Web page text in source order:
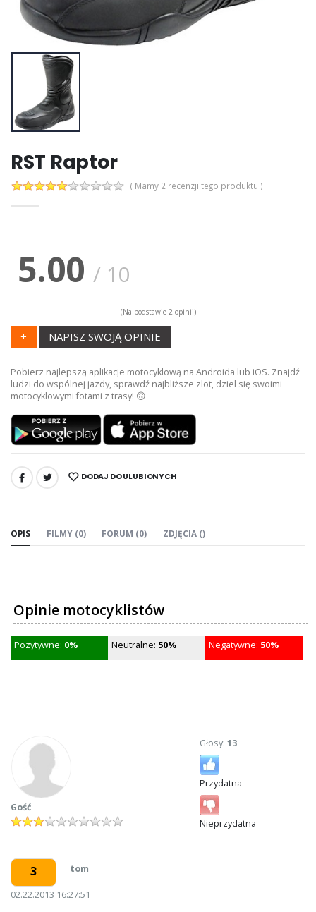
RST Raptor
( Mamy 2 recenzji tego produktu )
5.00 / 10
(Na podstawie 2 opinii)
+ NAPISZ SWOJĄ OPINIE
Pobierz najlepszą aplikacje motocyklową na Androida lub iOS. Znajdź
ludzi do wspólnej jazdy, sprawdź najbliższe zlot, dziel się swoimi
motocyklowymi fotami z trasy! 🙃
UDOSTĘPNIJ: DODAJ DO ULUBIONYCH
OPIS FILMY (0) FORUM (0) ZDJĘCIA ()
Opinie motocyklistów
Pozytywne: 0% Neutralne: 50% Negatywne: 50%
Gość
Głosy: 13
Przydatna
Nieprzydatna
3 tom
02.22.2013 16:27:51